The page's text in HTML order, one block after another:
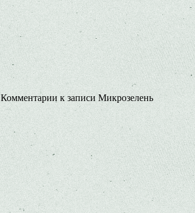
Комментарии к записи Микрозелень